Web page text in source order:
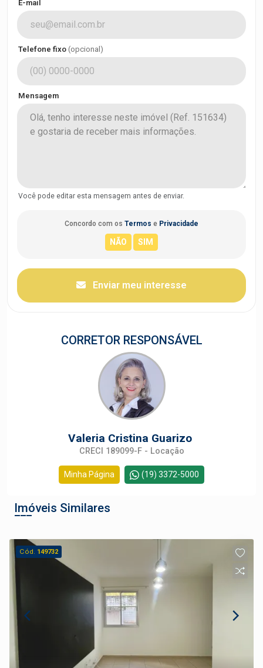
E-mail
Telefone fixo (opcional)
Mensagem
Você pode editar esta mensagem antes de enviar.
Concordo com os Termos e Privacidade
Enviar meu interesse
CORRETOR RESPONSÁVEL
Valeria Cristina Guarizo
CRECI 189099-F - Locação
Minha Página (19) 3372-5000
Imóveis Similares
Cód. 149732